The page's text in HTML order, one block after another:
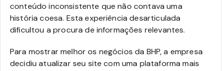
conteúdo inconsistente que não contava uma
história coesa. Esta experiência desarticulada
dificultou a procura de informações relevantes.
Para mostrar melhor os negócios da BHP, a empresa
decidiu atualizar seu site com uma plataforma mais